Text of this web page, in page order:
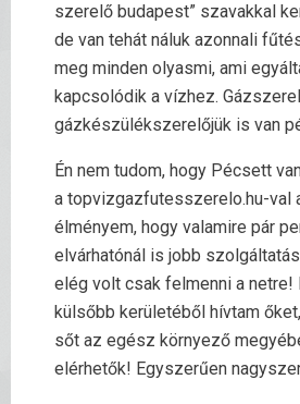
szerelő budapest” szavakkal
de van tehát náluk azonnali
meg minden olyasmi, ami
kapcsolódik a vízhez.
gázkészülékszerelőjük is van
Én nem tudom, hogy Pécsett
a topvizgazfutesszerelo.hu-val
élményem, hogy valamire pár
elvárhatónál is jobb
elég volt csak felmenni a
külsőbb kerületéből hívtam
sőt az egész környező
elérhetők! Egyszerűen